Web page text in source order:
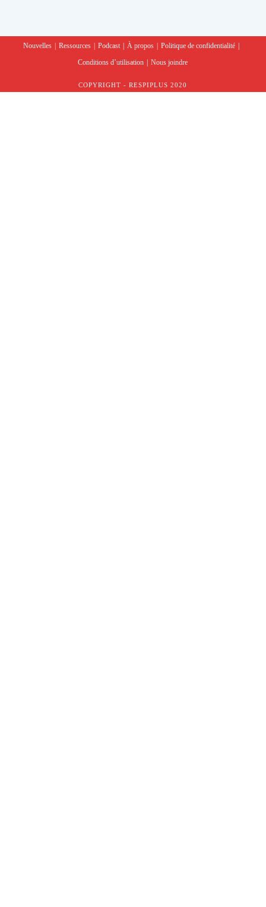
Nouvelles Ressources Podcast À propos
Politique de confidentialité
Conditions d’utilisation
Nous joindre
COPYRIGHT - RESPIPLUS 2020